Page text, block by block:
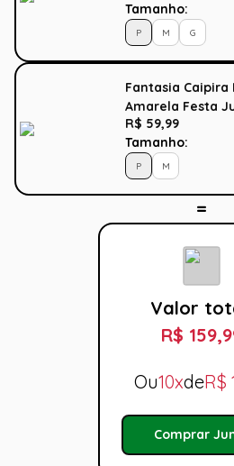
Tamanho:
P M G
Fantasia
Amarela Festa
R$ 59,99
Tamanho:
P M
Valor
R$
Ou10xdeR$
Comprar